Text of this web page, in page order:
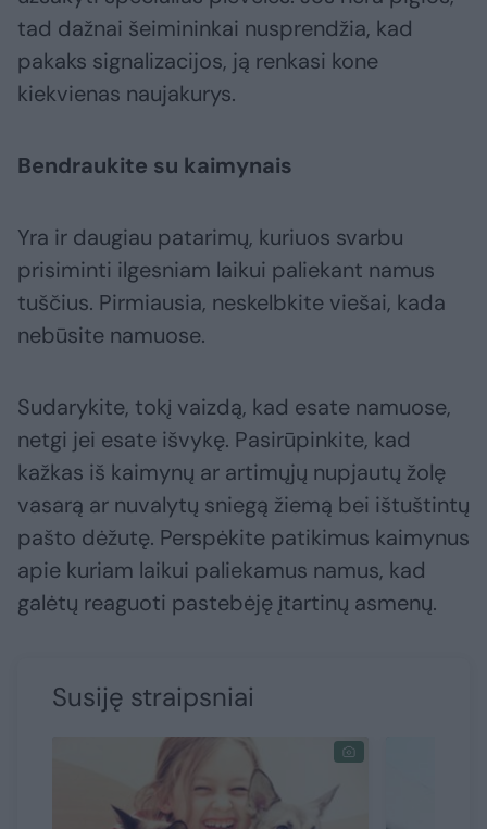
tad dažnai šeimininkai nusprendžia, kad
pakaks signalizacijos, ją renkasi kone
kiekvienas naujakurys.
Bendraukite su kaimynais
Yra ir daugiau patarimų, kuriuos svarbu
prisiminti ilgesniam laikui paliekant namus
tuščius. Pirmiausia, neskelbkite viešai, kada
nebūsite namuose.
Sudarykite, tokį vaizdą, kad esate namuose,
netgi jei esate išvykę. Pasirūpinkite, kad
kažkas iš kaimynų ar artimųjų nupjautų žolę
vasarą ar nuvalytų sniegą žiemą bei ištuštintų
pašto dėžutę. Perspėkite patikimus kaimynus
apie kuriam laikui paliekamus namus, kad
galėtų reaguoti pastebėję įtartinų asmenų.
Susiję straipsniai